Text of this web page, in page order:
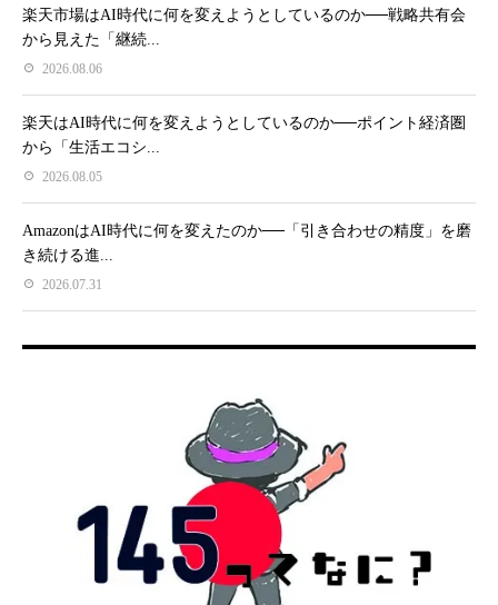
楽天市場はAI時代に何を変えようとしているのか──戦略共有会
から見えた「継続...
2026.08.06
楽天はAI時代に何を変えようとしているのか──ポイント経済圏
から「生活エコシ...
2026.08.05
AmazonはAI時代に何を変えたのか──「引き合わせの精度」を磨
き続ける進...
2026.07.31